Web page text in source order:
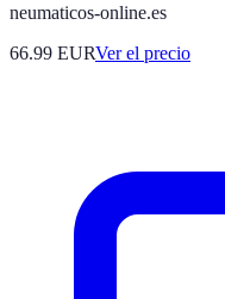
neumaticos-online.es
66.99 EURVer el precio